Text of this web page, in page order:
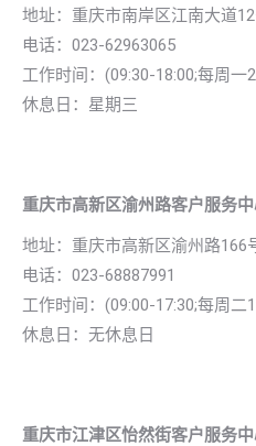
地址： 重庆市南岸区江南大道
电话：023-62963065
工作时间：(09:30-18:00;每周一
休息日：星期三
重庆市高新区渝州路客户服务
地址： 重庆市高新区渝州路166
电话：023-68887991
工作时间：(09:00-17:30;每周二
休息日：无休息日
重庆市江津区怡然街客户服务